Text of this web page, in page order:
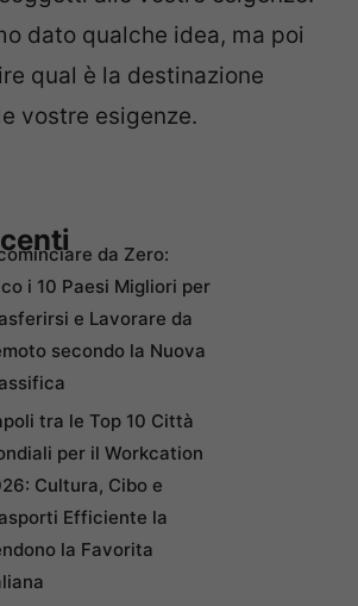
dato qualche idea, ma poi
qual è la destinazione
vostre esigenze.
da Zero:
i 10 Paesi Migliori per
e Lavorare da
secondo la Nuova
tra le Top 10 Città
per il Workcation
Cultura, Cibo e
Efficiente la
la Favorita